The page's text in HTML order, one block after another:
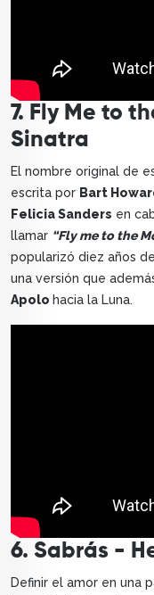
7. Fly Me to
Sinatra
El nombre original de
escrita por Bart
Felicia Sanders en
llamar “Fly me to the
popularizó diez años
una versión que
Apolo hacia la Luna.
6. Sabrás -
Definir el amor en una